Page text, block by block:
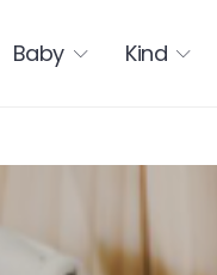
Baby Kind